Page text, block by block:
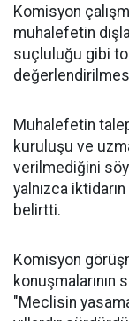
Komisyon
muhalefetin
suçluluğu gibi
Muhalefetin
kuruluşu ve
verilmediğini
yalnızca
belirtti.
Komisyon
konuşmalarının
"Meclisin